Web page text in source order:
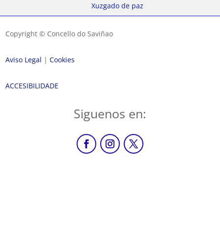
Xuzgado de paz
Copyright © Concello do Saviñao
Aviso Legal |Cookies
ACCESIBILIDADE
Siguenos en: